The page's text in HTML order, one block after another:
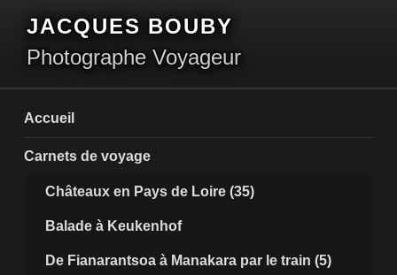
contenu
JACQUES BOUBY
Photographe Voyageur
Accueil
Carnets de voyage
Châteaux en Pays de Loire (35)
Balade à Keukenhof
De Fianarantsoa à Manakara par le train (5)